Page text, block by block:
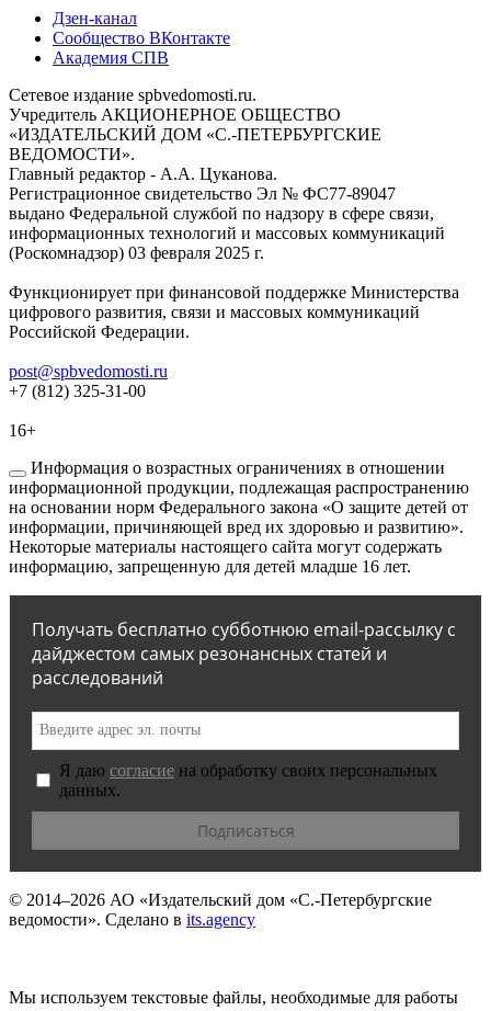
Дзен-канал
Сообщество ВКонтакте
Академия СПВ
Сетевое издание spbvedomosti.ru.
Учредитель АКЦИОНЕРНОЕ ОБЩЕСТВО
«ИЗДАТЕЛЬСКИЙ ДОМ «С.-ПЕТЕРБУРГСКИЕ
ВЕДОМОСТИ».
Главный редактор - А.А. Цуканова.
Регистрационное свидетельство Эл № ФС77-89047
выдано Федеральной службой по надзору в сфере связи,
информационных технологий и массовых коммуникаций
(Роскомнадзор) 03 февраля 2025 г.
Функционирует при финансовой поддержке Министерства
цифрового развития, связи и массовых коммуникаций
Российской Федерации.
post@spbvedomosti.ru
+7 (812) 325-31-00
16+
Информация о возрастных ограничениях в отношении
информационной продукции, подлежащая распространению
на основании норм Федерального закона «О защите детей от
информации, причиняющей вред их здоровью и развитию».
Некоторые материалы настоящего сайта могут содержать
информацию, запрещенную для детей младше 16 лет.
Получать бесплатно субботнюю email-рассылку с
дайджестом самых резонансных статей и
расследований
Я даю согласие на обработку своих персональных
данных.
© 2014–2026 АО «Издательский дом «С.-Петербургские
ведомости». Сделано в its.agency
Мы используем текстовые файлы, необходимые для работы